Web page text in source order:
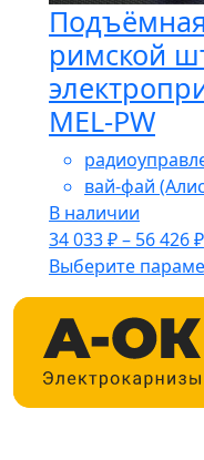
римской
MEL-PW
вай-фай
В наличии
34 033₽– 56 426₽
Выберите